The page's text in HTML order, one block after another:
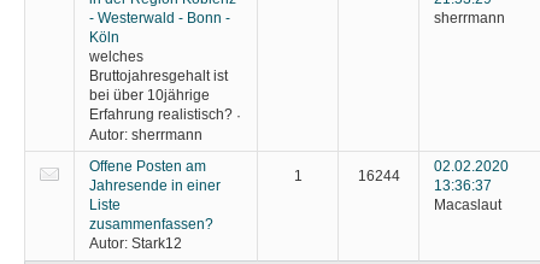
- Westerwald - Bonn -
Köln
welches
Bruttojahresgehalt ist
bei über 10jährige
Erfahrung realistisch? ·
Autor: sherrmann
sherrmann
Offene Posten am
Jahresende in einer
Liste
zusammenfassen?
Autor: Stark12
1 16244
02.02.2020
13:36:37
Macaslaut